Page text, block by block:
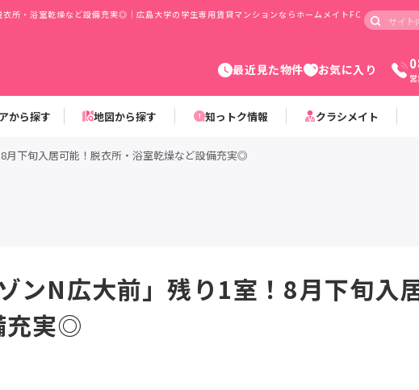
所・浴室乾燥など設備充実◎｜広島大学の学生専用賃貸マンションならホームメイトFC
最近見た物件 お気に入り
から探す 地図から探す 知っトク情報 クラシメイト
月下旬入居可能！脱衣所・浴室乾燥など設備充実◎
ンN広大前」残り1室！8月下旬入
充実◎